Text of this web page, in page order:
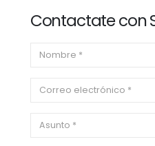
Contactate con